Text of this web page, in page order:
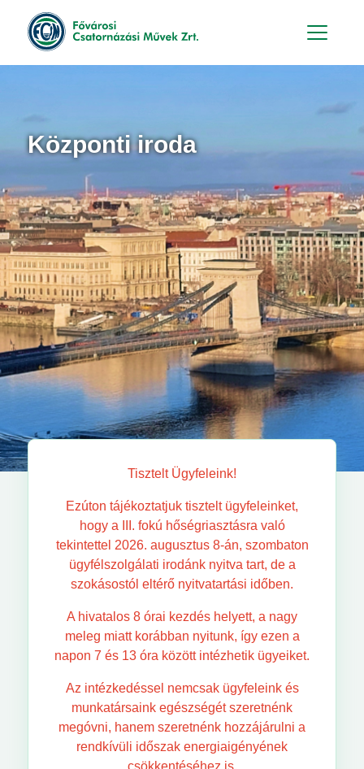
Központi iroda
Tisztelt Ügyfeleink!
Ezúton tájékoztatjuk tisztelt ügyfeleinket,
hogy a III. fokú hőségriasztásra való
tekintettel 2026. augusztus 8-án, szombaton
ügyfélszolgálati irodánk nyitva tart, de a
szokásostól eltérő nyitvatartási időben.
A hivatalos 8 órai kezdés helyett, a nagy
meleg miatt korábban nyitunk, így ezen a
napon 7 és 13 óra között intézhetik ügyeiket.
Az intézkedéssel nemcsak ügyfeleink és
munkatársaink egészségét szeretnénk
megóvni, hanem szeretnénk hozzájárulni a
rendkívüli időszak energiaigényének
csökkentéséhez is.